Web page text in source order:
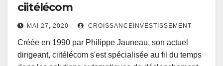
ciitélécom
MAI 27, 2020 CROISSANCEINVESTISSEMENT
Créée en 1990 par Philippe Jauneau, son actuel
dirigeant, ciitélécom s'est spécialisée au fil du temps